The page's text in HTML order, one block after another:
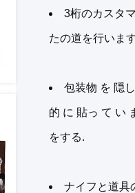
3桁のカスタ
たの道を行いま
包装物 を 隠
的 に 貼っ て い
をする.
ナイフと道具